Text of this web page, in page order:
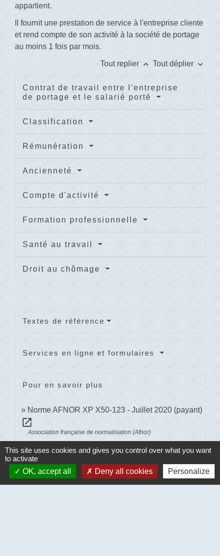
appartient.
Il fournit une prestation de service à l'entreprise cliente
et rend compte de son activité à la société de portage
au moins 1 fois par mois.
Tout replier keyboard_arrow_up Tout déplier keyboard_arrow_down
Contrat de travail entre l'entreprise
de portage et le salarié porté
Classification
Rémunération
Ancienneté
Compte d'activité
Formation professionnelle
Santé au travail
Droit au chômage
Textes de référence
Services en ligne et formulaires
Pour en savoir plus
Norme AFNOR XP X50-123 - Juillet 2020 (payant)
open_in_new
Association française de normalisation (Afnor)
This site uses cookies and gives you control over what you want
to activate
OK, accept all
Deny all cookies Personalize